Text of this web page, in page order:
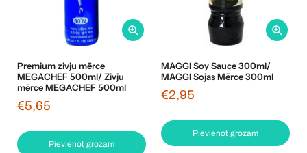
Premium zivju mērce
MEGACHEF 500ml/ Zivju
mērce MEGACHEF 500ml
€5,65
Pievienot grozam
MAGGI Soy Sauce 300ml/
MAGGI Sojas Mērce 300ml
€2,95
Pievienot grozam